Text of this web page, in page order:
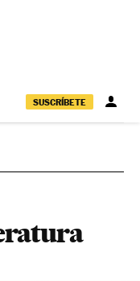
SUSCRÍBETE